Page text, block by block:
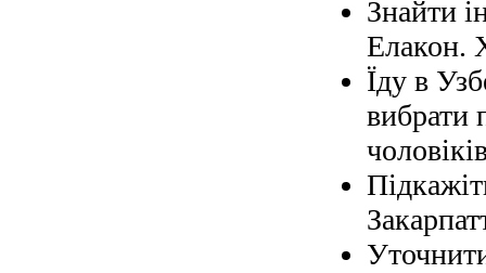
Знайти
Елакон.
Їду в
вибрати